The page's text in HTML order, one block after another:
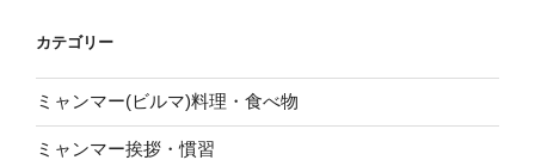
カテゴリー
ミャンマー(ビルマ)料理・食べ物
ミャンマー挨拶・慣習